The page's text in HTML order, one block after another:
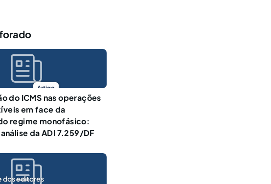
Artigo
do ICMS nas operações
em face da
regime monofásico:
da ADI 7.259/DF
dos editores